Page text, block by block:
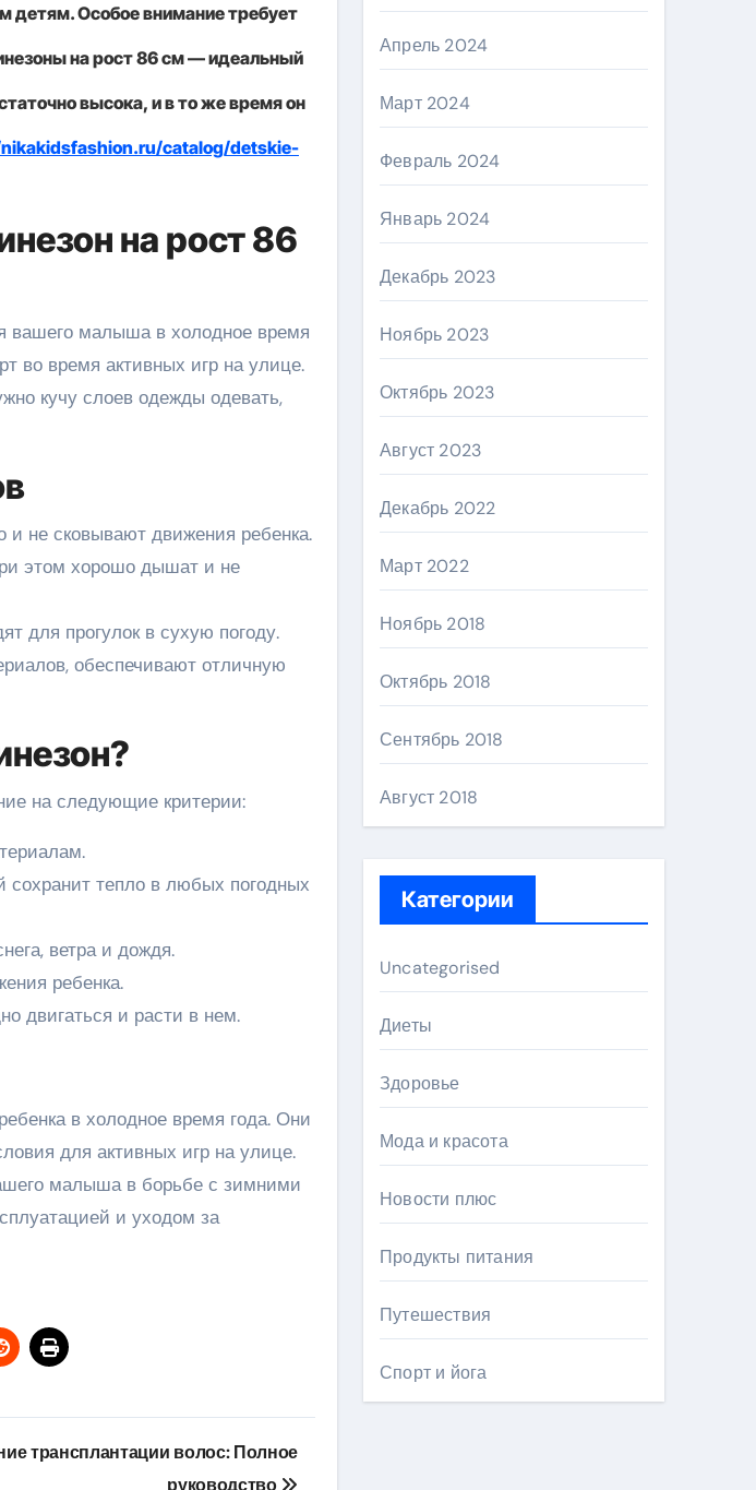
детям. Особое внимание требует
на рост 86 см — идеальный
высока, и в то же время он
catalog/detskie-
на рост 86
во время активных игр на улице.
кучу слоев одежды одевать,
не сковывают движения ребенка.
этом хорошо дышат и не
для прогулок в сухую погоду.
обеспечивают отличную
на следующие критерии:
сохранит тепло в любых погодных
ветра и дождя.
ребенка.
двигаться и расти в нем.
в холодное время года. Они
для активных игр на улице.
малыша в борьбе с зимними
и уходом за
трансплантации волос: Полное
руководство
Апрель 2024
Март 2024
Февраль 2024
Январь 2024
Декабрь 2023
Ноябрь 2023
Октябрь 2023
Август 2023
Декабрь 2022
Март 2022
Ноябрь 2018
Октябрь 2018
Сентябрь 2018
Август 2018
Категории
Uncategorised
Диеты
Здоровье
Мода и красота
Новости плюс
Продукты питания
Путешествия
Спорт и йога